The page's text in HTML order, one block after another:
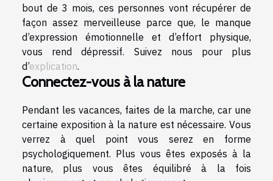
bout de 3 mois, ces personnes vont récupérer de
façon assez merveilleuse parce que, le manque
d’expression émotionnelle et d’effort physique,
vous rend dépressif. Suivez nous pour plus
d’explication.
Connectez-vous à la nature
Pendant les vacances, faites de la marche, car une
certaine exposition à la nature est nécessaire. Vous
verrez à quel point vous serez en forme
psychologiquement. Plus vous êtes exposés à la
nature, plus vous êtes équilibré à la fois